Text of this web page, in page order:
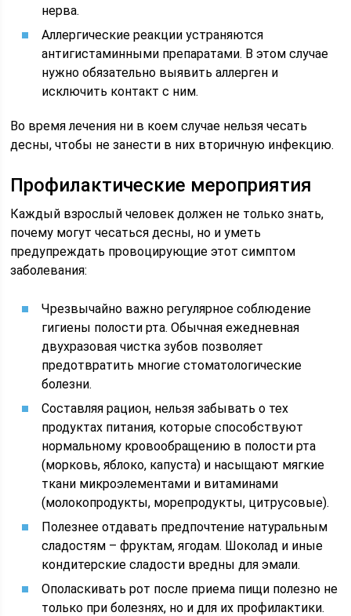
нерва.
Аллергические реакции устраняются
антигистаминными препаратами. В этом случае
нужно обязательно выявить аллерген и
исключить контакт с ним.
Во время лечения ни в коем случае нельзя чесать
десны, чтобы не занести в них вторичную инфекцию.
Профилактические мероприятия
Каждый взрослый человек должен не только знать,
почему могут чесаться десны, но и уметь
предупреждать провоцирующие этот симптом
заболевания:
Чрезвычайно важно регулярное соблюдение
гигиены полости рта. Обычная ежедневная
двухразовая чистка зубов позволяет
предотвратить многие стоматологические
болезни.
Составляя рацион, нельзя забывать о тех
продуктах питания, которые способствуют
нормальному кровообращению в полости рта
(морковь, яблоко, капуста) и насыщают мягкие
ткани микроэлементами и витаминами
(молокопродукты, морепродукты, цитрусовые).
Полезнее отдавать предпочтение натуральным
сладостям – фруктам, ягодам. Шоколад и иные
кондитерские сладости вредны для эмали.
Ополаскивать рот после приема пищи полезно не
только при болезнях, но и для их профилактики.